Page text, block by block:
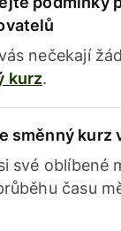
nečekají
kurz.
směnný kurz
své oblíbené
času